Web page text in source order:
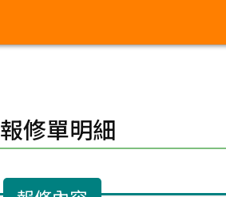
報修單明細